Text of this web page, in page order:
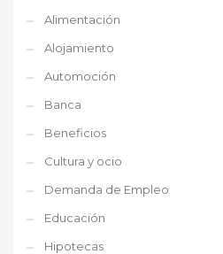
Alimentación
Alojamiento
Automoción
Banca
Beneficios
Cultura y ocio
Demanda de Empleo
Educación
Hipotecas